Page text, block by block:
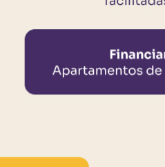
SAIBA MAIS
Santa Cecília - São Paulo / SP
1, HMP e R2V